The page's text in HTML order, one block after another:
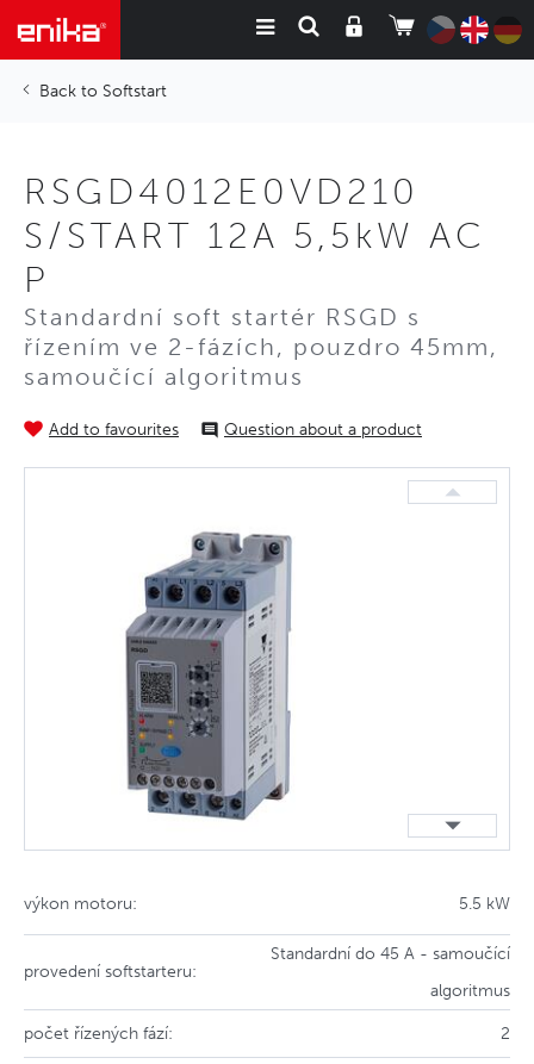
Softstart
RSGD4012E0VD210
S/START 12A 5,5kW AC
P
Standardní soft startér RSGD s
řízením ve 2-fázích, pouzdro 45mm,
samoučící algoritmus
Add to favourites Question about a product
výkon motoru: 5.5 kW
provedení softstarteru:
Standardní do 45 A - samoučící
algoritmus
počet řízených fází: 2